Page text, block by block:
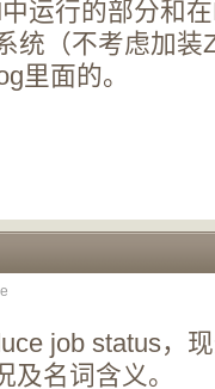
运行的部分和
统（不考虑加装
里面的。
job status，
名词含义。